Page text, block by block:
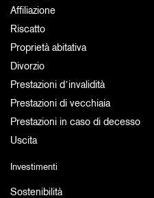
Affiliazione
Riscatto
Proprietà abitativa
Divorzio
Prestazioni d’invalidità
Prestazioni di vecchiaia
Prestazioni in caso di decesso
Uscita
Investimenti
Sostenibilità